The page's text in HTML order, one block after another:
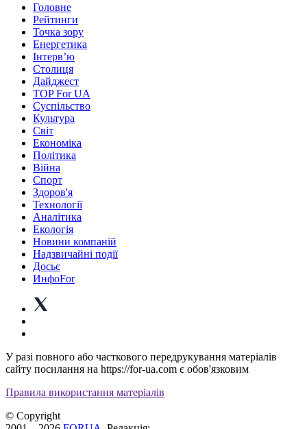
Головне
Рейтинги
Точка зору
Енергетика
Інтерв’ю
Столиця
Дайджест
TOP For UA
Суспiльство
Культура
Світ
Економіка
Політика
Війна
Спорт
Здоров'я
Технології
Аналітика
Екологія
Новини компаній
Надзвичайні події
Досьє
ИнфоFor
У разі повного або часткового передрукування матеріалів
сайту посилання на https://for-ua.com є обов'язковим
Правила використання матеріалів
© Copyright